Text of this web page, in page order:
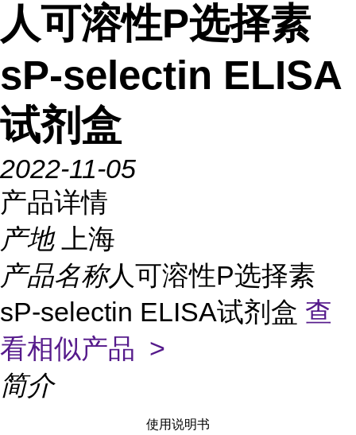
人可溶性P选择素
sP-selectin ELISA
试剂盒
2022-11-05
产品详情
产地
上海
产品名称人可溶性P选择素
sP-selectin ELISA试剂盒 查
看相似产品 >
简介
使用说明书